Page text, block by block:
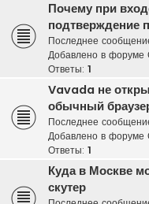
Почему при
подтверждение
Последнее
Добавлено в форуме
Ответы: 1
Vavada не
обычный
Последнее
Добавлено в форуме
Ответы: 1
Куда в Москве
скутер